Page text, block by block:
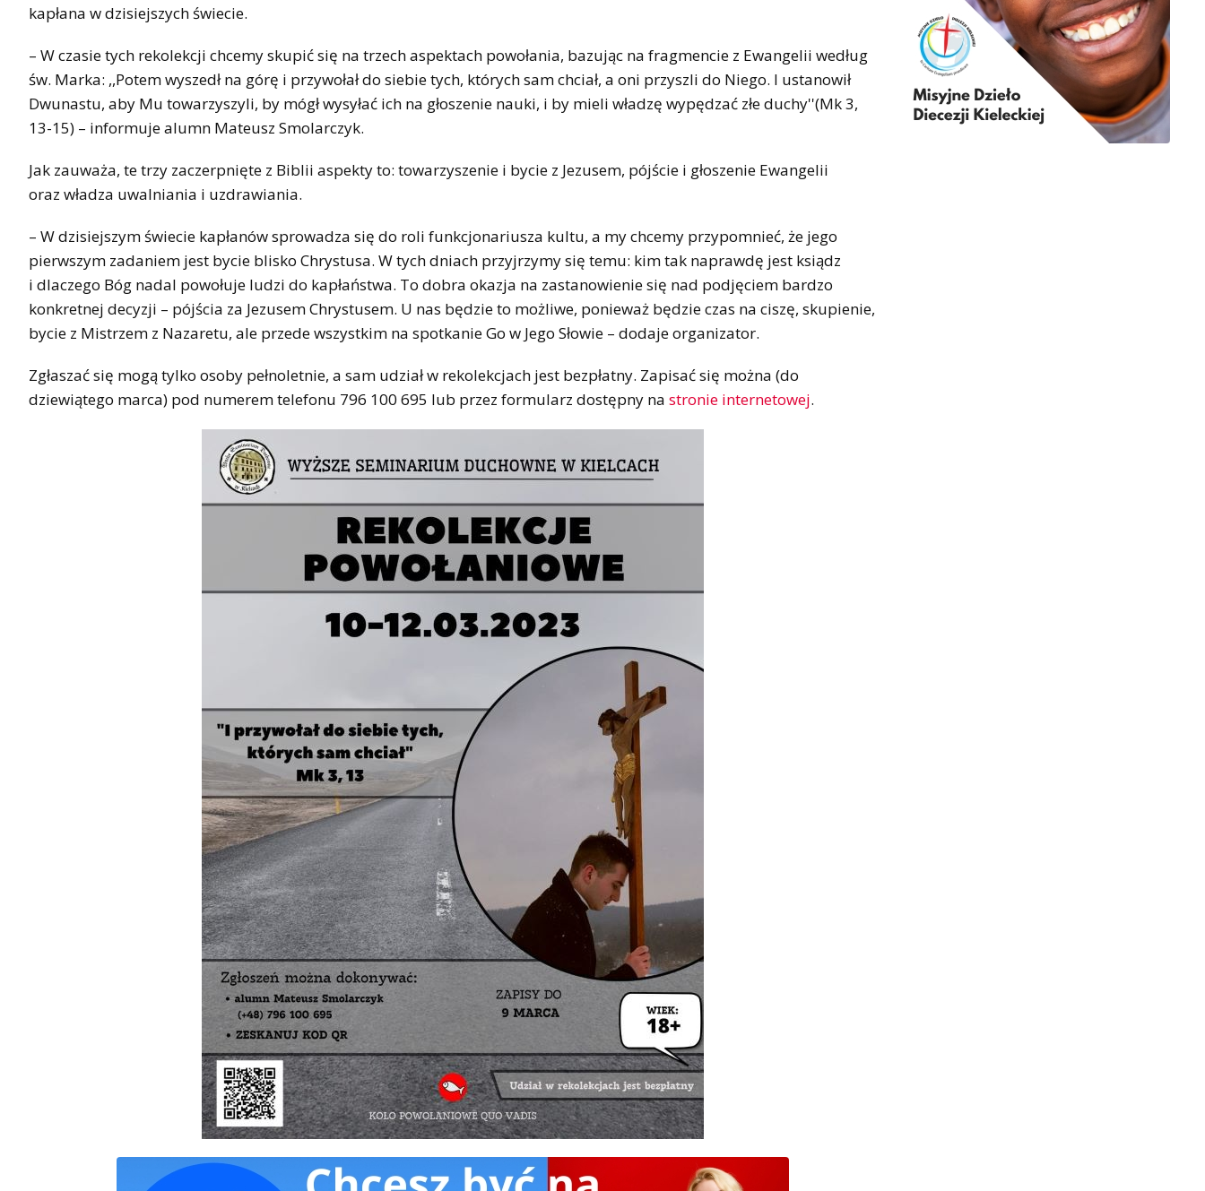
kapłana w dzisiejszych świecie.
– W czasie tych rekolekcji chcemy skupić się na trzech aspektach powołania, bazując na fragmencie z Ewangelii według
św. Marka: ,,Potem wyszedł na górę i przywołał do siebie tych, których sam chciał, a oni przyszli do Niego. I ustanowił
Dwunastu, aby Mu towarzyszyli, by mógł wysyłać ich na głoszenie nauki, i by mieli władzę wypędzać złe duchy''(Mk 3,
13-15) – informuje alumn Mateusz Smolarczyk.
Jak zauważa, te trzy zaczerpnięte z Biblii aspekty to: towarzyszenie i bycie z Jezusem, pójście i głoszenie Ewangelii
oraz władza uwalniania i uzdrawiania.
– W dzisiejszym świecie kapłanów sprowadza się do roli funkcjonariusza kultu, a my chcemy przypomnieć, że jego
pierwszym zadaniem jest bycie blisko Chrystusa. W tych dniach przyjrzymy się temu: kim tak naprawdę jest ksiądz
i dlaczego Bóg nadal powołuje ludzi do kapłaństwa. To dobra okazja na zastanowienie się nad podjęciem bardzo
konkretnej decyzji – pójścia za Jezusem Chrystusem. U nas będzie to możliwe, ponieważ będzie czas na ciszę, skupienie,
bycie z Mistrzem z Nazaretu, ale przede wszystkim na spotkanie Go w Jego Słowie – dodaje organizator.
Zgłaszać się mogą tylko osoby pełnoletnie, a sam udział w rekolekcjach jest bezpłatny. Zapisać się można (do
dziewiątego marca) pod numerem telefonu 796 100 695 lub przez formularz dostępny na stronie internetowej.